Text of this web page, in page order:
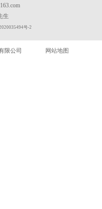
生
号-2
有限公司 网站地图